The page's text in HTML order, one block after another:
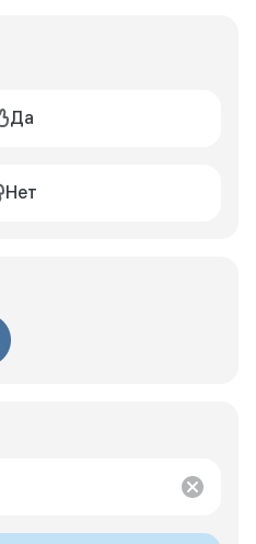
Да
Нет